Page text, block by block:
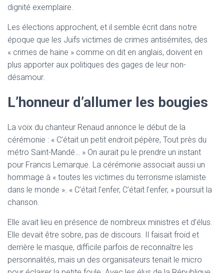
dignité exemplaire.
Les élections approchent, et il semble écrit dans notre
époque que les Juifs victimes de crimes antisémites, des
« crimes de haine » comme on dit en anglais, doivent en
plus apporter aux politiques des gages de leur non-
désamour.
L’honneur d’allumer les bougies
La voix du chanteur Renaud annonce le début de la
cérémonie : « C’était un petit endroit pépère, Tout près du
métro Saint-Mandé… » On aurait pu le prendre un instant
pour Francis Lemarque. La cérémonie associait aussi un
hommage à « toutes les victimes du terrorisme islamiste
dans le monde ». « C’était l’enfer, C’était l’enfer, » poursuit la
chanson.
Elle avait lieu en présence de nombreux ministres et d’élus.
Elle devait être sobre, pas de discours. Il faisait froid et
derrière le masque, difficile parfois de reconnaître les
personnalités, mais un des organisateurs tenait le micro